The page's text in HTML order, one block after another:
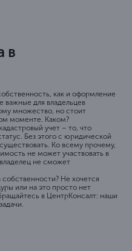
в
как и оформление
важные для владельцев
множество, но стоит
моменте. Каком?
учет – то, что
Без этого с юридической
Ко всему прочему,
не может участвовать в
не сможет
Не хочется
или на это просто нет
в ЦентрКонсалт: наши